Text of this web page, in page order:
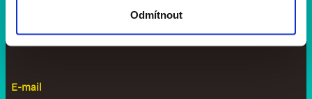
Odmítnout
E-mail